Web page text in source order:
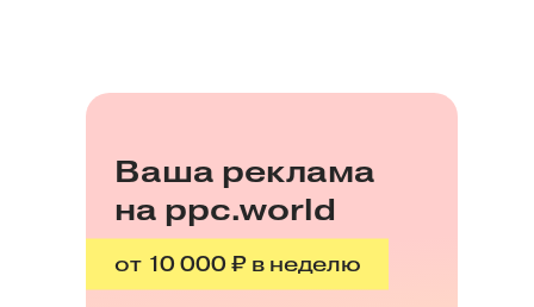
Ваша реклама
на ppc.world
от 10 000 ₽ в неделю